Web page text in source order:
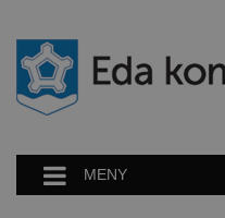
MENY